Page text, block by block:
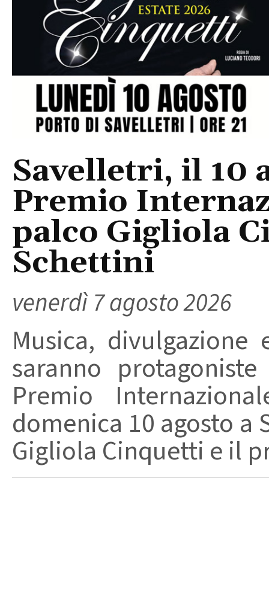
Savelletri, il 10
Premio
palco Gigliola
Schettini
venerdì 7 agosto 2026
Musica,
saranno
Premio
domenica 10 agosto
Gigliola Cinquetti e il